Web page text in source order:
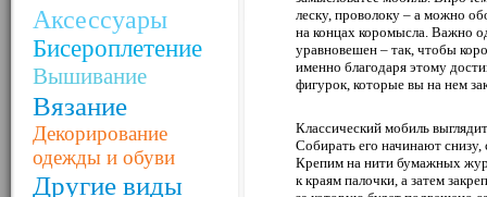
Аксессуары
Бисероплетение
Вышивание
Вязание
Декорирование
одежды и обуви
Другие виды
леску, проволоку – а можно
на концах коромысла. Важно
уравновешен – так, чтобы
именно благодаря этому
фигурок, которые вы на нем
Классический мобиль
Собирать его начинают
Крепим на нити бумажных
к краям палочки, а затем